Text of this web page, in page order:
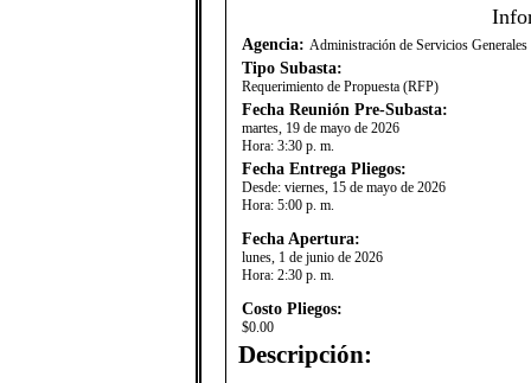
Agencia: Administración de Servicios
Tipo Subasta:
Requerimiento de Propuesta (RFP)
Fecha Reunión Pre-Subasta:
martes, 19 de mayo de 2026
Hora: 3:30 p. m.
Fecha Entrega Pliegos:
Desde: viernes, 15 de mayo de 2026
Hora: 5:00 p. m.
Fecha Apertura:
lunes, 1 de junio de 2026
Hora: 2:30 p. m.
Costo Pliegos:
$0.00
Descripción: